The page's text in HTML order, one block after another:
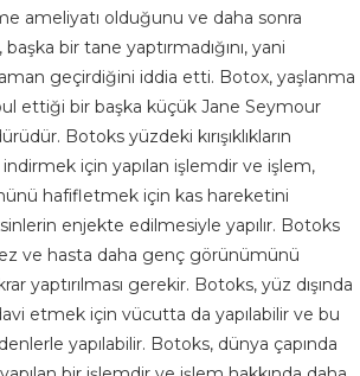
ameliyatı olduğunu ve daha sonra
başka bir tane yaptırmadığını, yani
geçirdiğini iddia etti. Botox, yaşlanma
ettiği bir başka küçük Jane Seymour
Botoks yüzdeki kırışıklıkların
için yapılan işlemdir ve işlem,
hafifletmek için kas hareketini
enjekte edilmesiyle yapılır. Botoks
ve hasta daha genç görünümünü
yaptırılması gerekir. Botoks, yüz dışında
etmek için vücutta da yapılabilir ve bu
yapılabilir. Botoks, dünya çapında